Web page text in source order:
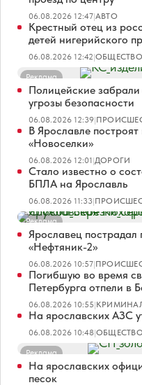
06.08.2026 12:47|АВТО
Крестный отец из
детей нигерийского
06.08.2026 12:42|ОБЩЕСТВО
Реклама
Полицейские
угрозы безопасности
06.08.2026 12:39|
В Ярославле
«Новоселки»
06.08.2026 12:01|ДОРОГИ
Стало известно о
БПЛА на Ярославль
06.08.2026 11:33|
Реклама
Ярославец пострадал
«Нефтяник-2»
06.08.2026 10:57|
Погибшую во время
Петербурга отпели в
06.08.2026 10:55|
На ярославских АЗС
06.08.2026 10:48|ОБЩЕСТВО
Реклама
На ярославских
песок